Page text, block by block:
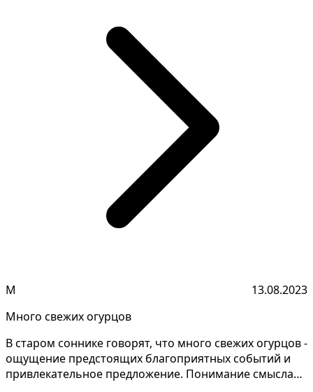
М
13.08.2023
Много свежих огурцов
В старом соннике говорят, что много свежих огурцов -
ощущение предстоящих благоприятных событий и
привлекательное предложение. Понимание смысла